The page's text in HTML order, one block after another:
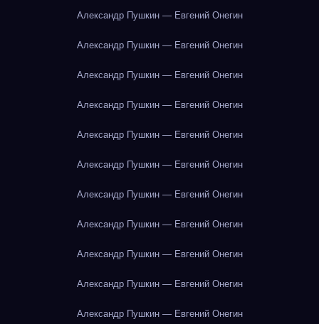
Александр Пушкин — Евгений Онегин
Александр Пушкин — Евгений Онегин
Александр Пушкин — Евгений Онегин
Александр Пушкин — Евгений Онегин
Александр Пушкин — Евгений Онегин
Александр Пушкин — Евгений Онегин
Александр Пушкин — Евгений Онегин
Александр Пушкин — Евгений Онегин
Александр Пушкин — Евгений Онегин
Александр Пушкин — Евгений Онегин
Александр Пушкин — Евгений Онегин